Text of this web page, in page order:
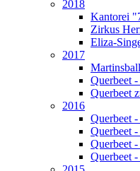
2018
Kantorei
Zirkus
Eliza-
2017
Martinsball
Querbeet
Querbeet
2016
Querbeet
Querbeet
Querbeet
Querbeet